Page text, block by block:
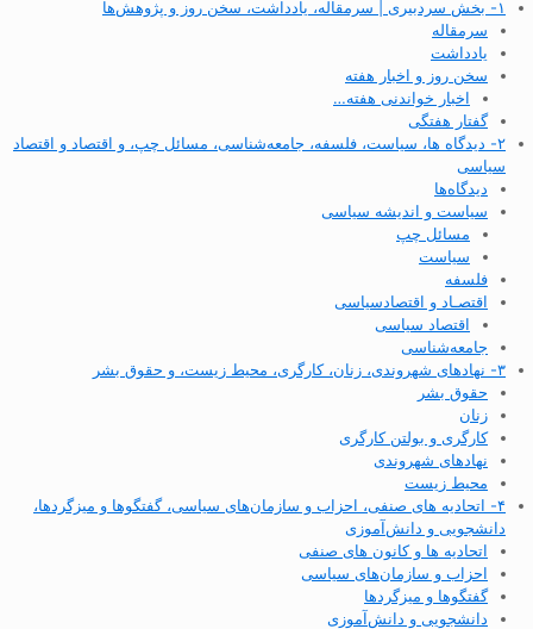
۱- بخش سردبیری | سرمقاله، یادداشت، سخن روز و پژوهش‌ها
سرمقاله
یادداشت
سخن روز و اخبار هفته
اخبار خواندنی هفته…
گفتار هفتگی
۲- دیدگاه ها، سیاست، فلسفه، جامعه‌شناسی، مسائل چپ، و اقتصاد و اقتصاد
سیاسی
دیدگاه‌ها
سیاست و اندیشه سیاسی
مسائل چپ
سیاست
فلسفه
اقتصـاد و اقتصاد‌سیاسی
اقتصاد سیاسی
جامعه‌شناسی
۳- نهادهای شهروندی، زنان، کارگری، محیط زیست، و حقوق بشر
حقوق بشر
زنان
کارگری و بولتن کارگری
نهادهای شهروندی
محیط زیست
۴- اتحادیه های صنفی، احزاب و سازمان‌های سیاسی، گفتگوها و میزگردها،
دانشجویی و دانش‌آموزی
اتحادیه ها و کانون های صنفی
احزاب و سازمان‌های سیاسی
گفتگوها و میزگردها
دانشجویی و دانش‌آموزی